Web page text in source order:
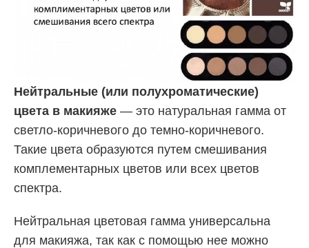
Нейтральные (или полухроматические)
цвета в макияже — это натуральная гамма от
светло-коричневого до темно-коричневого.
Такие цвета образуются путем смешивания
комплементарных цветов или всех цветов
спектра.
Нейтральная цветовая гамма универсальна
для макияжа, так как с помощью нее можно